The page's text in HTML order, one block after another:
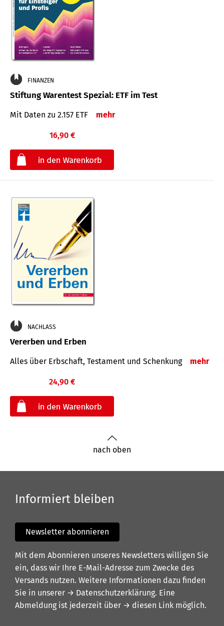
FINANZEN
Stiftung Warentest Spezial: ETF im Test
Mit Daten zu 2.157 ETF mehr
16,90 €
NACHLASS
Vererben und Erben
Alles über Erbschaft, Testament und Schenkung mehr
24,90 €
nach oben
Informiert bleiben
Newsletter abonnieren
Mit dem Abonnieren unseres Newsletters willigen Sie
ein, dass wir Ihre E-Mail-Adresse zum Zwecke des
Versands nutzen. Weitere Informationen dazu finden
Sie in unserer → Datenschutzerklärung. Eine
Abmeldung ist jederzeit über → diesen Link möglich.